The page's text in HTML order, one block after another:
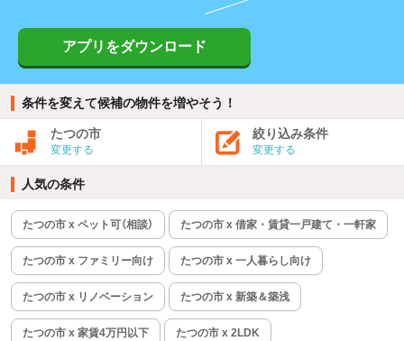
アプリをダウンロード
条件を変えて候補の物件を増やそう！
たつの市
変更する
絞り込み条件
変更する
人気の条件
たつの市 x ペット可（相談） たつの市 x 借家・賃貸一戸建て・一軒家
たつの市 x ファミリー向け たつの市 x 一人暮らし向け
たつの市 x リノベーション たつの市 x 新築＆築浅
たつの市 x 家賃4万円以下 たつの市 x 2LDK